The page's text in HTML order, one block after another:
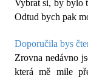
Vybrat si, by bylo
Odtud bych pak
Doporučila bys
Zrovna nedávno
která mě mile